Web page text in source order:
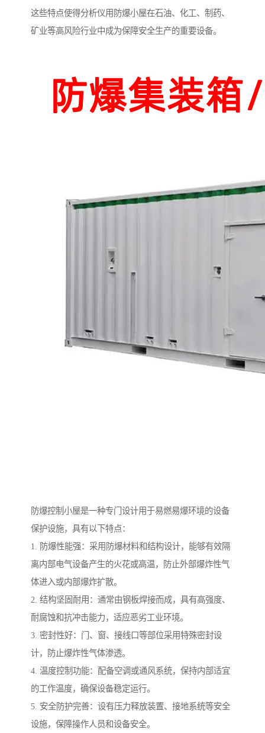
这些特点使得分析仪用防爆小屋在石油、化工、制药、
矿业等高风险行业中成为保障安全生产的重要设备。
防爆控制小屋是一种专门设计用于易燃易爆环境的设备
保护设施，具有以下特点：
1. 防爆性能强：采用防爆材料和结构设计，能够有效隔
离内部电气设备产生的火花或高温，防止外部爆炸性气
体进入或内部爆炸扩散。
2. 结构坚固耐用：通常由钢板焊接而成，具有高强度、
耐腐蚀和抗冲击能力，适应恶劣工业环境。
3. 密封性好：门、窗、接线口等部位采用特殊密封设
计，防止爆炸性气体渗透。
4. 温度控制功能：配备空调或通风系统，保持内部适宜
的工作温度，确保设备稳定运行。
5. 安全防护完善：设有压力释放装置、接地系统等安全
设施，保障操作人员和设备安全。